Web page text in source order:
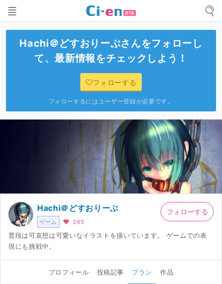
Hachi＠どすおりーぶさんをフォローし
て、最新情報をチェックしよう！
フォローする
フォローするにはユーザー登録が必要です。
ゲーム
Hachi＠どすおりーぶ
265
普段は可哀想は可愛いなイラストを描いています。 ゲームでの表
現にも挑戦中。
フォローする
プロフィール 投稿記事 プラン 作品